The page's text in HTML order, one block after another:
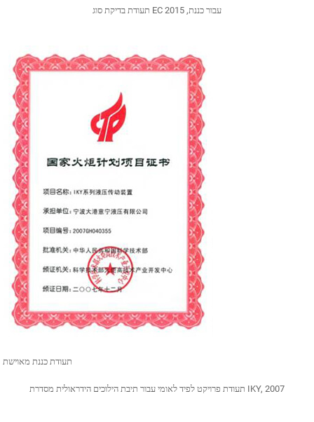
תעודת בדיקת סוג EC עבור כננת, 2015
תעודת כננת מאוישת
תעודת פרויקט לפיד לאומי עבור תיבת הילוכים הידראולית מסדרת IKY, 2007